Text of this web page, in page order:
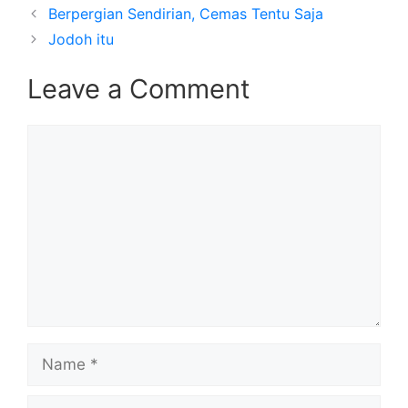
Berpergian Sendirian, Cemas Tentu Saja
Jodoh itu
Leave a Comment
Name